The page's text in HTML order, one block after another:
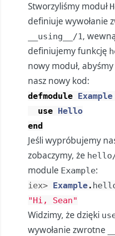
Stworzyliśmy moduł
definiuje wywołanie
__using__/1,
definiujemy funkcję
nowy moduł,
nasz nowy kod:
defmodule Example
use Hello
end
Jeśli wypróbujemy
zobaczymy, że
module Example:
iex> Example.
"Hi, Sean"
Widzimy, że dzięki
wywołanie zwrotne